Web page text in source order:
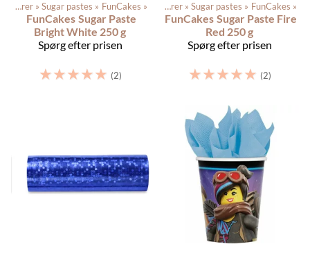
Dagligvarer ‪» Sugar pastes ‪» FunCakes ‪»
FunCakes Sugar Paste
Bright White 250 g
Spørg efter prisen
☆☆☆☆☆ (2)
Produkterne ‪» Dagligvarer ‪» Sugar pastes ‪» FunCakes ‪»
FunCakes Sugar Paste Fire
Red 250 g
Spørg efter prisen
☆☆☆☆☆ (2)